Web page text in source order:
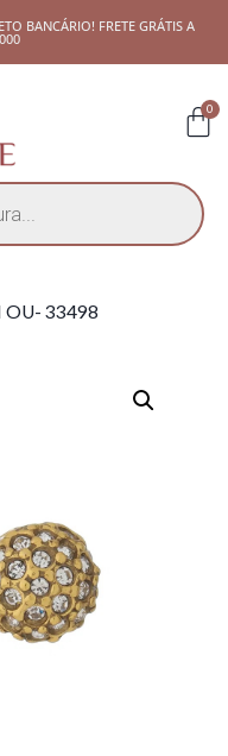
BANCÁRIO! FRETE GRÁTIS A
0
OU- 33498